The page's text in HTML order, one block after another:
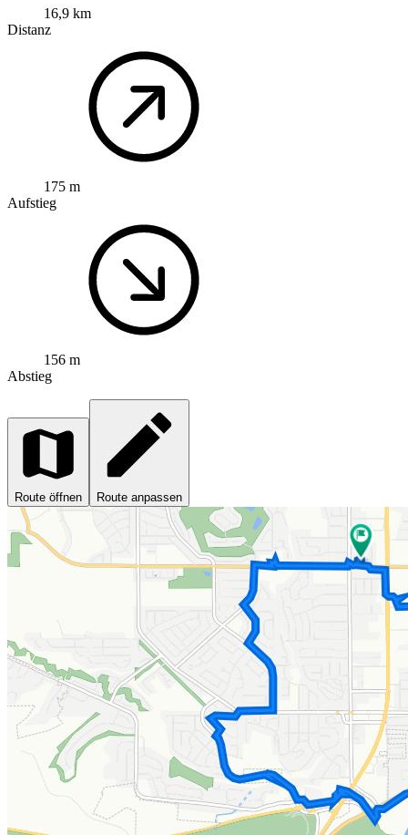
16,9 km
Distanz
175 m
Aufstieg
156 m
Abstieg
Route öffnen Route anpassen